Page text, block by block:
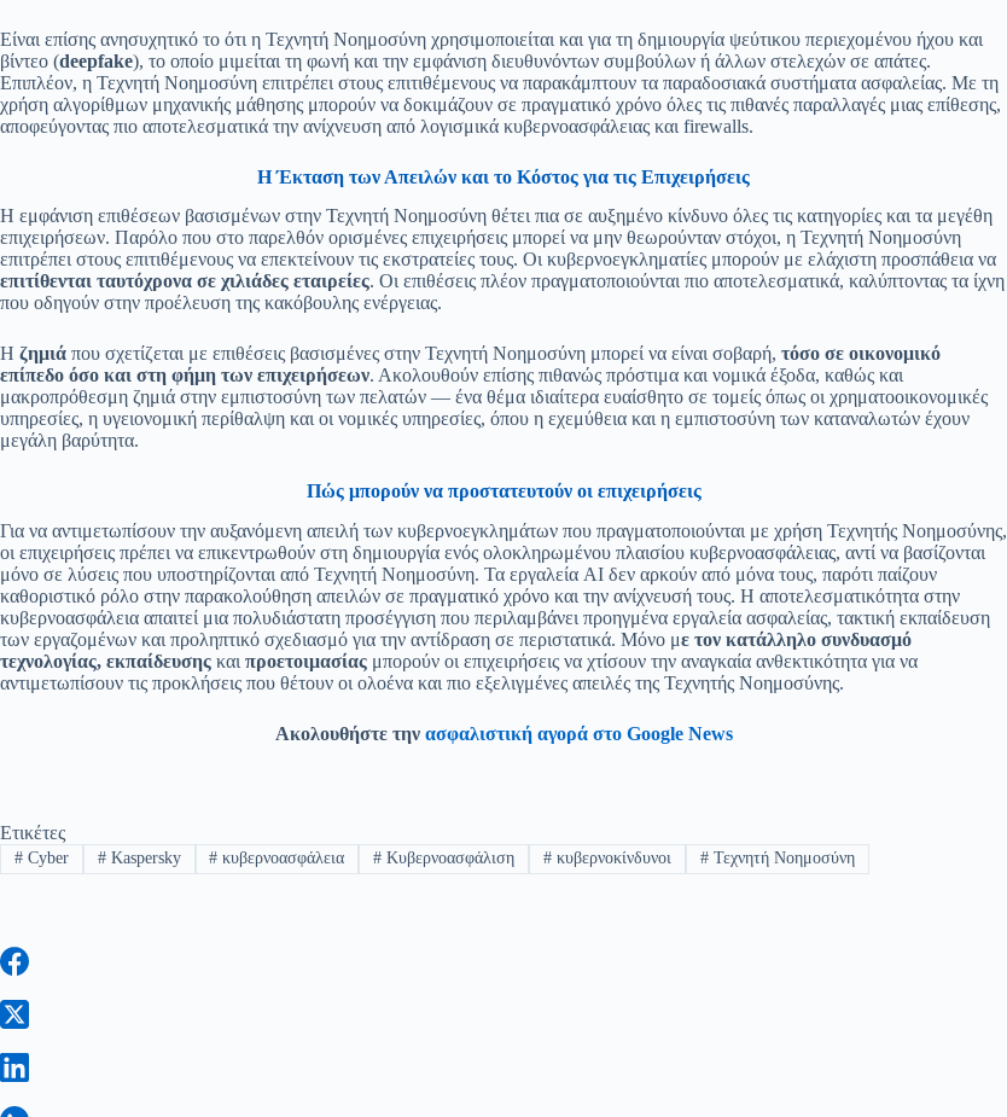
Είναι επίσης ανησυχητικό το ότι η Τεχνητή Νοημοσύνη χρησιμοποιείται και για τη δημιουργία ψεύτικου περιεχομένου ήχου και
βίντεο (deepfake), το οποίο μιμείται τη φωνή και την εμφάνιση διευθυνόντων συμβούλων ή άλλων στελεχών σε απάτες.
Επιπλέον, η Τεχνητή Νοημοσύνη επιτρέπει στους επιτιθέμενους να παρακάμπτουν τα παραδοσιακά συστήματα ασφαλείας. Με τη
χρήση αλγορίθμων μηχανικής μάθησης μπορούν να δοκιμάζουν σε πραγματικό χρόνο όλες τις πιθανές παραλλαγές μιας επίθεσης,
αποφεύγοντας πιο αποτελεσματικά την ανίχνευση από λογισμικά κυβερνοασφάλειας και firewalls.
Η Έκταση των Απειλών και το Κόστος για τις Επιχειρήσεις
Η εμφάνιση επιθέσεων βασισμένων στην Τεχνητή Νοημοσύνη θέτει πια σε αυξημένο κίνδυνο όλες τις κατηγορίες και τα μεγέθη
επιχειρήσεων. Παρόλο που στο παρελθόν ορισμένες επιχειρήσεις μπορεί να μην θεωρούνταν στόχοι, η Τεχνητή Νοημοσύνη
επιτρέπει στους επιτιθέμενους να επεκτείνουν τις εκστρατείες τους. Οι κυβερνοεγκληματίες μπορούν με ελάχιστη προσπάθεια να
επιτίθενται ταυτόχρονα σε χιλιάδες εταιρείες. Οι επιθέσεις πλέον πραγματοποιούνται πιο αποτελεσματικά, καλύπτοντας τα ίχνη
που οδηγούν στην προέλευση της κακόβουλης ενέργειας.
Η ζημιά που σχετίζεται με επιθέσεις βασισμένες στην Τεχνητή Νοημοσύνη μπορεί να είναι σοβαρή, τόσο σε οικονομικό
επίπεδο όσο και στη φήμη των επιχειρήσεων. Ακολουθούν επίσης πιθανώς πρόστιμα και νομικά έξοδα, καθώς και
μακροπρόθεσμη ζημιά στην εμπιστοσύνη των πελατών — ένα θέμα ιδιαίτερα ευαίσθητο σε τομείς όπως οι χρηματοοικονομικές
υπηρεσίες, η υγειονομική περίθαλψη και οι νομικές υπηρεσίες, όπου η εχεμύθεια και η εμπιστοσύνη των καταναλωτών έχουν
μεγάλη βαρύτητα.
Πώς μπορούν να προστατευτούν οι επιχειρήσεις
Για να αντιμετωπίσουν την αυξανόμενη απειλή των κυβερνοεγκλημάτων που πραγματοποιούνται με χρήση Τεχνητής Νοημοσύνης,
οι επιχειρήσεις πρέπει να επικεντρωθούν στη δημιουργία ενός ολοκληρωμένου πλαισίου κυβερνοασφάλειας, αντί να βασίζονται
μόνο σε λύσεις που υποστηρίζονται από Τεχνητή Νοημοσύνη. Τα εργαλεία AI δεν αρκούν από μόνα τους, παρότι παίζουν
καθοριστικό ρόλο στην παρακολούθηση απειλών σε πραγματικό χρόνο και την ανίχνευσή τους. Η αποτελεσματικότητα στην
κυβερνοασφάλεια απαιτεί μια πολυδιάστατη προσέγγιση που περιλαμβάνει προηγμένα εργαλεία ασφαλείας, τακτική εκπαίδευση
των εργαζομένων και προληπτικό σχεδιασμό για την αντίδραση σε περιστατικά. Μόνο με τον κατάλληλο συνδυασμό
τεχνολογίας, εκπαίδευσης και προετοιμασίας μπορούν οι επιχειρήσεις να χτίσουν την αναγκαία ανθεκτικότητα για να
αντιμετωπίσουν τις προκλήσεις που θέτουν οι ολοένα και πιο εξελιγμένες απειλές της Τεχνητής Νοημοσύνης.
Ακολουθήστε την ασφαλιστική αγορά στο Google News
Ετικέτες
#Cyber #Kaspersky # κυβερνοασφάλεια # Κυβερνοασφάλιση # κυβερνοκίνδυνοι #Τεχνητή Νοημοσύνη